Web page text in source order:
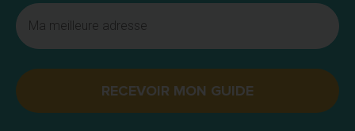
RECEVOIR MON GUIDE